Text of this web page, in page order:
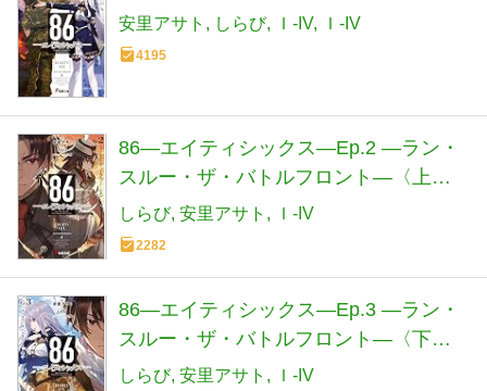
安里アサト しらび Ｉ-IV Ｉ-IV
4195
86―エイティシックス―Ep.2 ―ラン・
スルー・ザ・バトルフロント―〈上〉
(電撃文庫)
しらび 安里アサト Ｉ-IV
2282
86―エイティシックス―Ep.3 ―ラン・
スルー・ザ・バトルフロント―〈下〉
(電撃文庫)
しらび 安里アサト Ｉ-IV